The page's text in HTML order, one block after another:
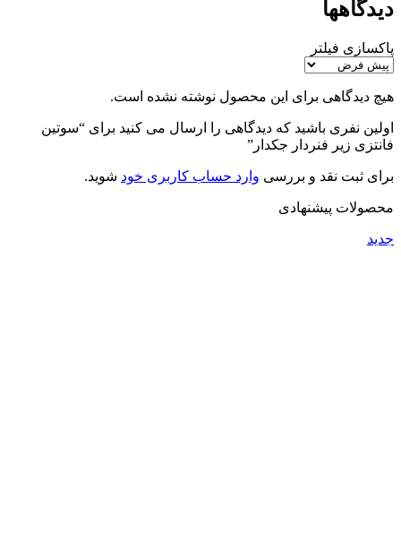
دیدگاهها
پاکسازی فیلتر
هیچ دیدگاهی برای این محصول نوشته نشده است.
اولین نفری باشید که دیدگاهی را ارسال می کنید برای “سوتین
فانتزی زیر فنردار جکدار”
برای ثبت نقد و بررسی وارد حساب کاربری خود شوید.
محصولات پیشنهادی
جدید